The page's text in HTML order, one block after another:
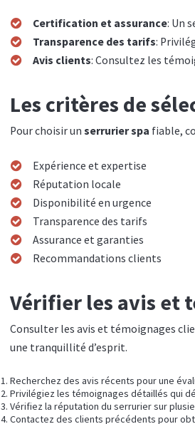
Certification et assurance: Un
Transparence des tarifs:
Avis clients: Consultez les
Les critères de
Pour choisir un serrurier spa fiable,
Expérience et expertise
Réputation locale
Disponibilité en urgence
Transparence des tarifs
Assurance et garanties
Recommandations clients
Vérifier les avis et
Consulter les avis et témoignages
une tranquillité d’esprit.
Recherchez des avis récents pour une
Privilégiez les témoignages détaillés qui
Vérifiez la réputation du serrurier sur
Contactez des clients précédents pour